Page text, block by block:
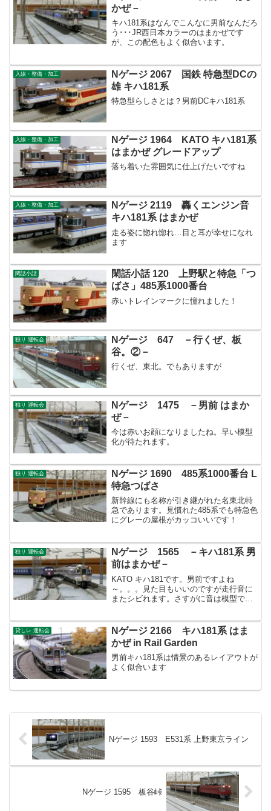
かぜ－
キハ181系はなんでこんなに男前なんだろ
う･･･JR西日本カラーのはまかぜです
が、この配色もよく似合います。
入線・整備・加工
Nゲージ 2067 国鉄 特急型DCの
雄 キハ181系
特急型らしさとは？男前DCキハ181系
入線・整備・加工
Nゲージ 1964 KATO キハ181系
はまかぜ グレードアップ
落ち着いた雰囲気に仕上げたいですね
入線・整備・加工
Nゲージ 2119 轟くエンジン音
キハ181系 はまかぜ
走る姿に惚れ惚れ…目と耳が幸せになれ
ます
閑話小話
閑話小話 120 上野駅と特急「つ
ばさ」485系1000番台
赤いトレインマークに憧れました！
独り 運転会
Nゲージ 647 －行くぜ、板
谷。②－
行くぜ、東北。でもありますが
独り 運転会
Nゲージ 1475 －男前 はまか
ぜ－
今は赤いお顔になりましたね。早い模型
化が待たれます。
独り 運転会
Nゲージ 1690 485系1000番台 L
特急つばさ
新幹線にも名称が引き継がれた名東北特
急であります。見慣れた485系でも特急色
にグレーの屋根がカッコいいです！
独り 運転会
Nゲージ 1565 －キハ181系 男
前はまかぜ－
KATO キハ181です。男前ですよね
～。。。見た目もいいのですが走行音に
またシビれます。さすがに音は模型で再
貸しレ 運転会
Nゲージ 2166 キハ181系 はま
かぜ in Rail Garden
男前キハ181系は情景のあるレイアウトが
よく似合います
Nゲージ 1593 E531系 上野東京ライン
Nゲージ 1595 板谷峠